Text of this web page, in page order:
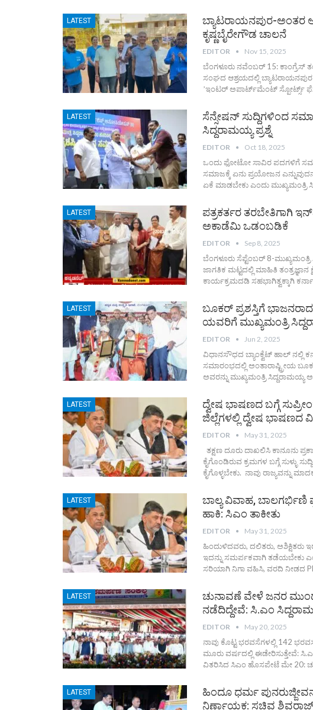
LATEST
ಬ್ಯಾಟರಾಯನಪುರ-ಅಂತರ
ಕೃಷ್ಣಬೈರೇಗೌಡ ಚಾಲನೆ
EDITOR Nov 15, 2025
ಬೆಂಗಳೂರು ನವೆಂಬರ್ 15: ಕಾಂಗ್ರೆಸ್‌
ಸಂಘದ ಆಶ್ರಯದಲ್ಲಿ
ʼಇಂಟರ್ ಅಪಾರ್ಟ್‌ಮೆಂಟ್‌ ಸ್ಪೋರ್ಟ್ಸ್
LATEST
ಸೆನ್ಸೇಷನ್ ಸುದ್ದಿಗಳಿಂದ
ಸಿದ್ದರಾಮಯ್ಯ ಪ್ರಶ್ನೆ
EDITOR Oct 18, 2025
ಒಂದು ಫೋಟೋ ಸಾವಿರ ಪದಗಳಿಗೆ ಸಮ:
ಸಮಾಜಕ್ಕೆ ಏನು ಪ್ರಯೋಜನ
ಏಕೆ ಮಾಡಬೇಕು ಎಂದು ಮುಖ್ಯಮಂತ್ರಿ
LATEST
ಪತ್ರಕರ್ತರ ತರಬೇತಿಗಾಗಿ
ಅಕಾಡೆಮಿ ಒಡಂಬಡಿಕೆ
EDITOR Sep 8, 2025
ಬೆಂಗಳೂರು ಸೆಪ್ಟೆಂಬರ್‌ 8-
ಜಾಗತಿಕ ಮಟ್ಟದಲ್ಲಿ ಮಾಹಿತಿ
ಕಾರ್ಯಕ್ರಮದಡಿ ಸಹಭಾಗಿತ್ವಕ್ಕಾಗಿ
LATEST
ಬೂಕರ್ ಪ್ರಶಸ್ತಿಗೆ ಭಾಜನರಾದ
ಯವರಿಗೆ ಮುಖ್ಯಮಂತ್ರಿ
EDITOR Jun 2, 2025
ವಿಧಾನಸೌಧದ ಬ್ಯಾಂಕ್ವೆಟ್ ಹಾಲ್ ನಲ್ಲಿ
ಸಮಾರಂಭದಲ್ಲಿ ಅಂತಾರಾಷ್ಟ್ರೀಯ
ಅವರನ್ನು ಮುಖ್ಯಮಂತ್ರಿ ಸಿದ್ದರಾಮಯ್ಯ
LATEST
ದ್ವೇಷ ಭಾಷಣದ ಬಗ್ಗೆ
ಜಿಲ್ಲೆಗಳಲ್ಲಿ ದ್ವೇಷ ಭಾಷಣದ
EDITOR May 31, 2025
ತಕ್ಷಣ ದೂರು ದಾಖಲಿಸಿ ಕಾನೂನು
ಕೈಗೊಂಡಿರುವ ಕ್ರಮಗಳ ಬಗ್ಗೆ ಸುಳ್ಳು
ಕೈಗೊಳ್ಳಬೇಕು. ನಾವು ರಾಜ್ಯವನ್ನು
LATEST
ಬಾಲ್ಯ ವಿವಾಹ, ಬಾಲಗರ್ಭಿಣಿ
ಹಾಕಿ: ಸಿಎಂ ತಾಕೀತು
EDITOR May 31, 2025
ಹಿಂದುಳಿದವರು, ದಲಿತರು, ಅಶಿಕ್ಷಿತರು
ಇದನ್ನು ಸಮರ್ಪಕವಾಗಿ ತಡೆಯಬೇಕು
ಸರಿಯಾಗಿ ನಿಗಾ ವಹಿಸಿ, ವರದಿ ನೀಡದ
LATEST
ಚುನಾವಣೆ ವೇಳೆ ಜನರ
ನಡೆದಿದ್ದೇವೆ: ಸಿ.ಎಂ
EDITOR May 20, 2025
ನಾವು ಕೊಟ್ಟ ಭರವಸೆಗಳಲ್ಲಿ 142
ಮೂರು ವರ್ಷದಲ್ಲಿ ಈಡೇರಿಸುತ್ತೇವೆ:
ವಿತರಿಸಿದ ಸಿಎಂ ಹೊಸಪೇಟೆ ಮೇ 20:
LATEST
ಹಿಂದೂ ಧರ್ಮ
ನಿರ್ಣಾಯಕ: ಸಚಿವ